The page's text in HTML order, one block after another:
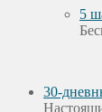
5
30-